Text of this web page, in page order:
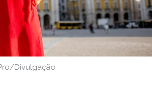
Divulgação